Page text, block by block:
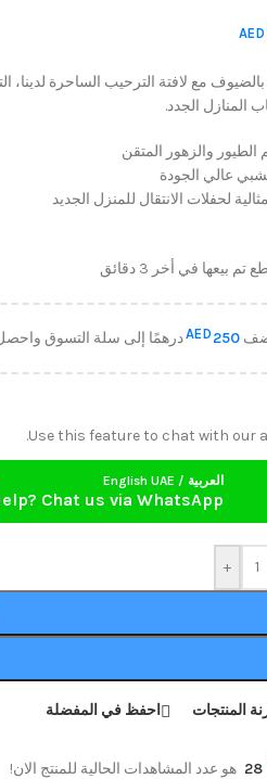
AED
مع لافتة الترحيب الساحرة لدينا،
المنازل الجدد.
الطيور والزهور المتقن
عالي الجودة
لحفلات الانتقال للمنزل الجديد
تم بيعها في أخر 3 دقائق
AED 250 درهمًا إلى سلة التسوق
+
Use this feature to chat with our
العربية / English UAE
Chat us via WhatsApp
المنتجات احفظ في المفضلة
28 هو عدد المشاهدات الحالية للمنتج الان!